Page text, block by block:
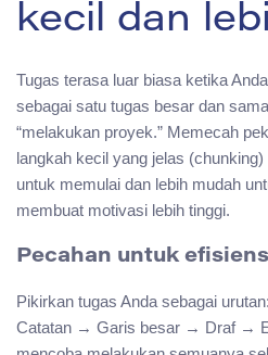
kecil dan
Tugas terasa luar biasa ketika
sebagai satu tugas besar dan
“melakukan proyek.” Memecah
langkah kecil yang jelas
untuk memulai dan lebih mudah
membuat motivasi lebih tinggi.
Pecahan untuk
Pikirkan tugas Anda sebagai
Catatan → Garis besar → Draf →